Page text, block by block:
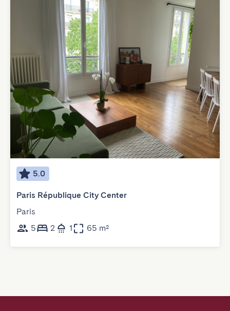
5.0
Paris République City Center
Paris
5
2 1 65 m²